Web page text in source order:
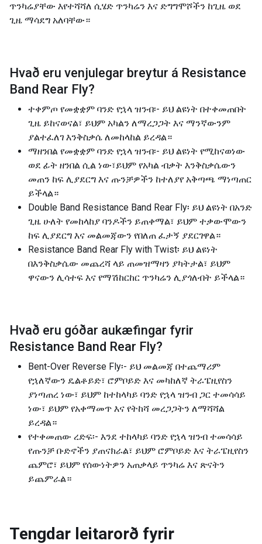
ጥንካሬያቸው እየተሻሻለ ሲሄድ ጥንካሬን እና ድግግሞሾችን ከጊዜ ወደ
ጊዜ ማሳደግ አለባቸው።
Hvað eru venjulegar breytur á Resistance
Band Rear Fly?
ተቀምጦ የመቋቋም ባንድ የኋላ ዝንብ፡- ይህ ልዩነት በተቀመጠበት
ጊዜ ይከናወናል፣ ይህም አካልን ለማረጋጋት እና ማንኛውንም
ያልተፈለገ እንቅስቃሴ ለመከላከል ይረዳል።
ማዘንበል የመቋቋም ባንድ የኋላ ዝንብ፡- ይህ ልዩነት የሚከናወነው
ወደ ፊት ዘንበል ሲል ነው፣ይህም የአካል ብቃት እንቅስቃሴውን
መጠን ከፍ ሊያደርግ እና ጡንቻዎችን ከተለያየ አቅጣጫ ማነጣጠር
ይችላል።
Double Band Resistance Band Rear Fly፡ ይህ ልዩነት በአንድ
ጊዜ ሁለት የመከላከያ ባንዶችን ይጠቀማል፣ ይህም ተቃውሞውን
ከፍ ሊያደርግ እና መልመጃውን የበለጠ ፈታኝ ያደርገዋል።
Resistance Band Rear Fly with Twist፡ ይህ ልዩነት
በእንቅስቃሴው መጨረሻ ላይ ጠመዝማዛን ያካትታል፣ ይህም
ዋናውን ሊሳተፍ እና የማሽከርከር ጥንካሬን ሊያጎለብት ይችላል።
Hvað eru góðar aukæfingar fyrir
Resistance Band Rear Fly?
Bent-Over Reverse Fly፡- ይህ መልመጃ በተጨማሪም
የኋለኛውን ዴልቶይድ፣ ሮምቦይድ እና መካከለኛ ትራፔዚየስን
ያነጣጠረ ነው፣ ይህም ከተከላካይ ባንድ የኋላ ዝንብ ጋር ተመሳሳይ
ነው፣ ይህም የአቀማመጥ እና የትከሻ መረጋጋትን ለማሻሻል
ይረዳል።
የተቀመጠው ረድፍ፡- እንደ ተከላካይ ባንድ የኋላ ዝንብ ተመሳሳይ
የጡንቻ ቡድኖችን ያጠናክራል፣ ይህም ሮምቦይድ እና ትራፔዚየስን
ጨምሮ፣ ይህም የሰውነትዎን አጠቃላይ ጥንካሬ እና ጽናትን
ይጨምራል።
Tengdar leitarorð fyrir